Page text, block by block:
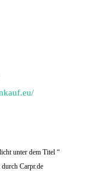
unter dem Titel “
Carpr.de